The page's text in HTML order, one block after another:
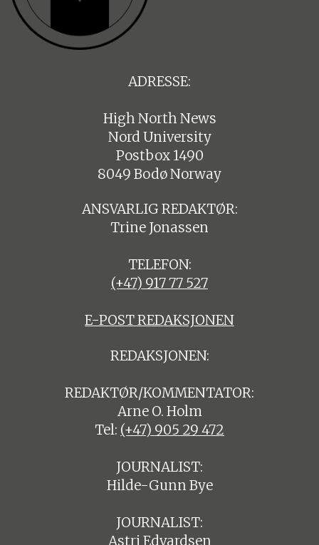
ADRESSE:
High North News
Nord University
Postbox 1490
8049 Bodø Norway
ANSVARLIG REDAKTØR:
Trine Jonassen
TELEFON:
(+47) 917 77 527
E-POST REDAKSJONEN
REDAKSJONEN:
REDAKTØR/KOMMENTATOR:
Arne O. Holm
Tel: (+47) 905 29 472
JOURNALIST:
Hilde-Gunn Bye
JOURNALIST:
Astri Edvardsen